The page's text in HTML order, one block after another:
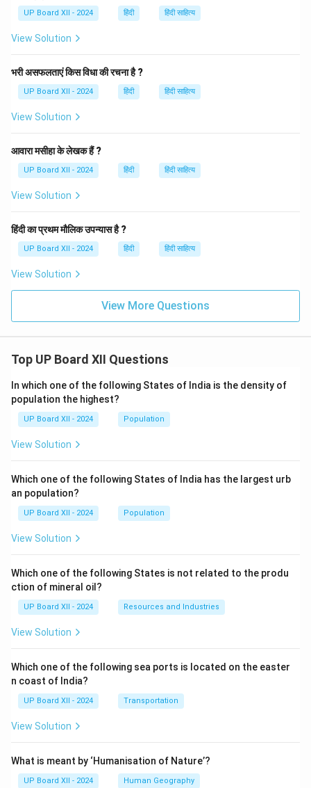
UP Board XII - 2024 हिंदी हिंदी साहित्य
View Solution
भरी असफलताएं किस विधा की रचना है ?
UP Board XII - 2024 हिंदी हिंदी साहित्य
View Solution
आवारा मसीहा के लेखक हैं ?
UP Board XII - 2024 हिंदी हिंदी साहित्य
View Solution
हिंदी का प्रथम मौलिक उपन्यास है ?
UP Board XII - 2024 हिंदी हिंदी साहित्य
View Solution
View More Questions
Top UP Board XII Questions
In which one of the following States of India is the density of
population the highest?
UP Board XII - 2024 Population
View Solution
Which one of the following States of India has the largest urb
an population?
UP Board XII - 2024 Population
View Solution
Which one of the following States is not related to the produ
ction of mineral oil?
UP Board XII - 2024 Resources and Industries
View Solution
Which one of the following sea ports is located on the easter
n coast of India?
UP Board XII - 2024 Transportation
View Solution
What is meant by ‘Humanisation of Nature’?
UP Board XII - 2024 Human Geography